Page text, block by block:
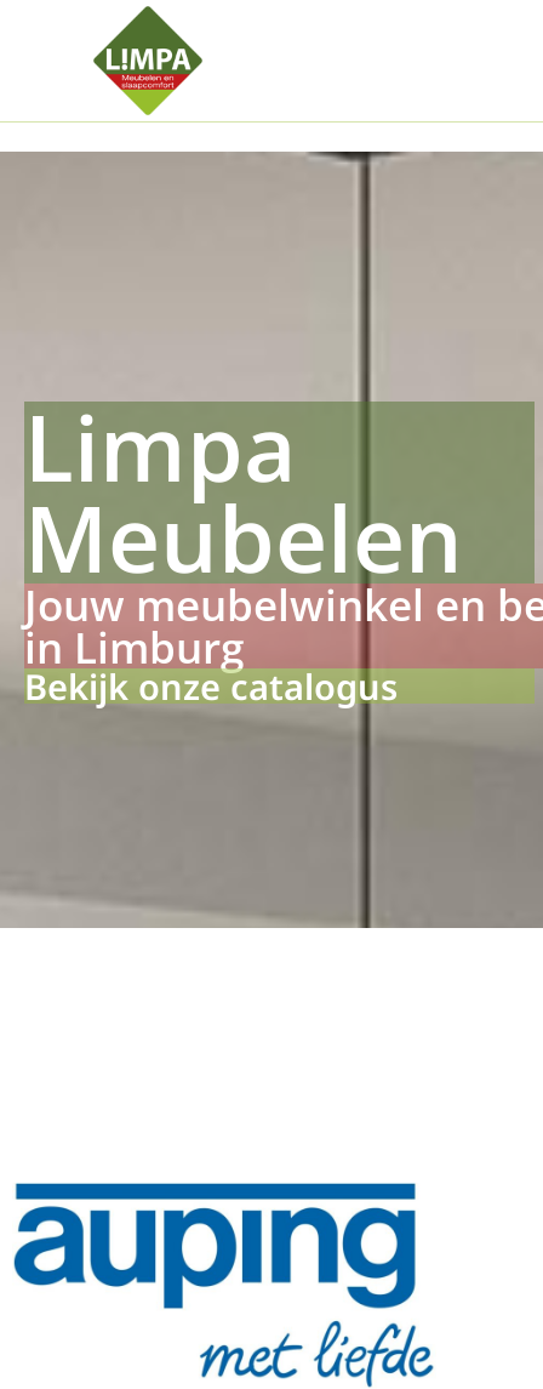
Anhangerma Sommersch
Limpa
Meubelen
Jouw meubelwinkel en
in Limburg
Bekijk onze catalogus